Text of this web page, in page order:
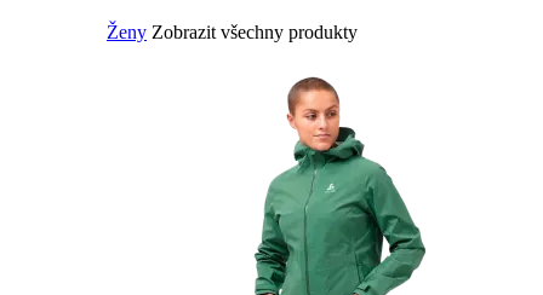
Ženy Zobrazit všechny produkty